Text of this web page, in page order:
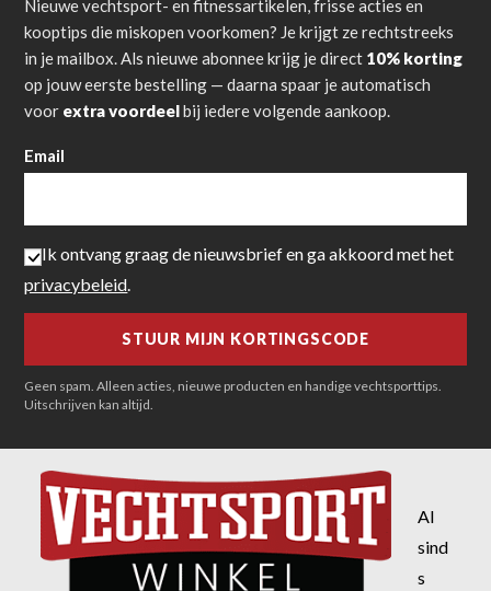
Nieuwe vechtsport- en fitnessartikelen, frisse acties en
kooptips die miskopen voorkomen? Je krijgt ze rechtstreeks
in je mailbox. Als nieuwe abonnee krijg je direct 10% korting
op jouw eerste bestelling — daarna spaar je automatisch
voor extra voordeelbij iedere volgende aankoop.
Email
Ik ontvang graag de nieuwsbrief en ga akkoord met het
privacybeleid
Geen spam. Alleen acties, nieuwe producten en handige vechtsporttips.
Uitschrijven kan altijd.
Al
sind
s